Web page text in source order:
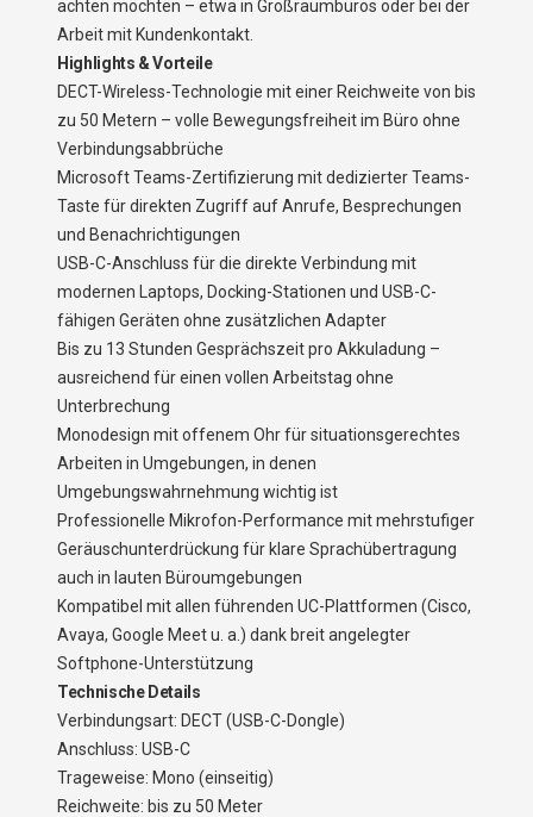
achten möchten – etwa in Großraumbüros oder bei der
Arbeit mit Kundenkontakt.
Highlights & Vorteile
DECT-Wireless-Technologie mit einer Reichweite von bis
zu 50 Metern – volle Bewegungsfreiheit im Büro ohne
Verbindungsabbrüche
Microsoft Teams-Zertifizierung mit dedizierter Teams-
Taste für direkten Zugriff auf Anrufe, Besprechungen
und Benachrichtigungen
USB-C-Anschluss für die direkte Verbindung mit
modernen Laptops, Docking-Stationen und USB-C-
fähigen Geräten ohne zusätzlichen Adapter
Bis zu 13 Stunden Gesprächszeit pro Akkuladung –
ausreichend für einen vollen Arbeitstag ohne
Unterbrechung
Monodesign mit offenem Ohr für situationsgerechtes
Arbeiten in Umgebungen, in denen
Umgebungswahrnehmung wichtig ist
Professionelle Mikrofon-Performance mit mehrstufiger
Geräuschunterdrückung für klare Sprachübertragung
auch in lauten Büroumgebungen
Kompatibel mit allen führenden UC-Plattformen (Cisco,
Avaya, Google Meet u. a.) dank breit angelegter
Softphone-Unterstützung
Technische Details
Verbindungsart: DECT (USB-C-Dongle)
Anschluss: USB-C
Trageweise: Mono (einseitig)
Reichweite: bis zu 50 Meter